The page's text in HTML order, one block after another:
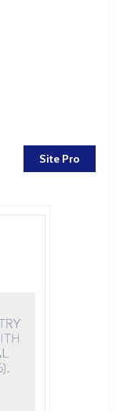
Site Pro